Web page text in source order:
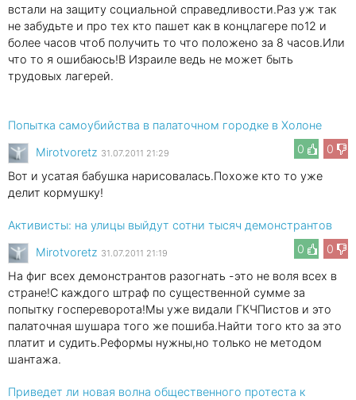
встали на защиту социальной справедливости.Раз уж так
не забудьте и про тех кто пашет как в концлагере по12 и
более часов чтоб получить то что положено за 8 часов.Или
что то я ошибаюсь!В Израиле ведь не может быть
трудовых лагерей.
Попытка самоубийства в палаточном городке в Холоне
0
0
Mirotvoretz 31.07.2011 21:29
Вот и усатая бабушка нарисовалась.Похоже кто то уже
делит кормушку!
Активисты: на улицы выйдут сотни тысяч демонстрантов
0
0
Mirotvoretz 31.07.2011 21:19
На фиг всех демонстрантов разогнать -это не воля всех в
стране!С каждого штраф по существенной сумме за
попытку госпереворота!Мы уже видали ГКЧПистов и это
палаточная шушара того же пошиба.Найти того кто за это
платит и судить.Реформы нужны,но только не методом
шантажа.
Приведет ли новая волна общественного протеста к